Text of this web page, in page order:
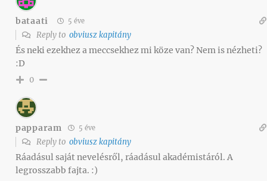
bataati 5 éve
Reply to obviusz kapitány
És neki ezekhez a meccsekhez mi köze van? Nem is nézheti?
:D
0
papparam 5 éve
Reply to obviusz kapitány
Ráadásul saját nevelésről, ráadásul akadémistáról. A
legrosszabb fajta. :)